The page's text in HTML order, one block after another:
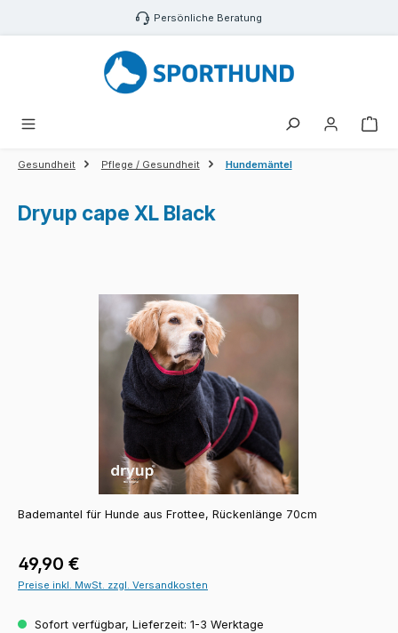
Zum Hauptinhalt springen Persönliche Beratung
Gesundheit Pflege / Gesundheit Hundemäntel
Dryup cape XL Black
Bildergalerie überspringen
Bademantel für Hunde aus Frottee, Rückenlänge 70cm
Regulärer Preis:
49,90 €
Preise inkl. MwSt. zzgl. Versandkosten
Sofort verfügbar, Lieferzeit: 1-3 Werktage